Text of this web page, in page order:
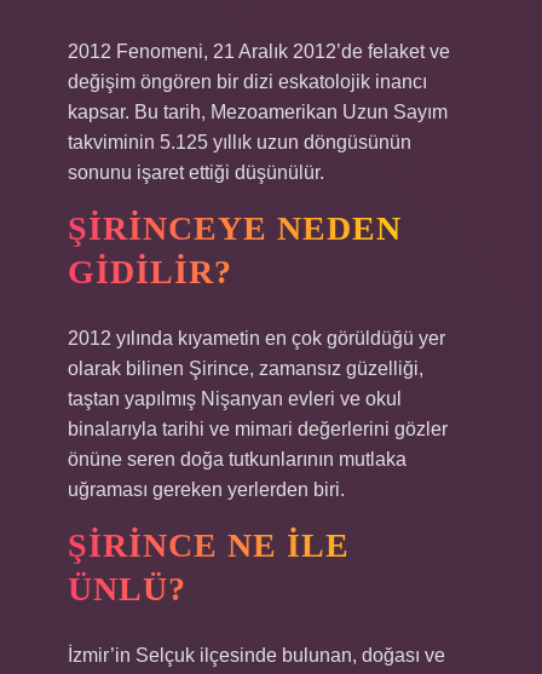
2012 Fenomeni, 21 Aralık 2012’de felaket ve
değişim öngören bir dizi eskatolojik inancı
kapsar. Bu tarih, Mezoamerikan Uzun Sayım
takviminin 5.125 yıllık uzun döngüsünün
sonunu işaret ettiği düşünülür.
ŞIRINCEYE NEDEN
GIDILIR?
2012 yılında kıyametin en çok görüldüğü yer
olarak bilinen Şirince, zamansız güzelliği,
taştan yapılmış Nişanyan evleri ve okul
binalarıyla tarihi ve mimari değerlerini gözler
önüne seren doğa tutkunlarının mutlaka
uğraması gereken yerlerden biri.
ŞIRINCE NE ILE
ÜNLÜ?
İzmir’in Selçuk ilçesinde bulunan, doğası ve